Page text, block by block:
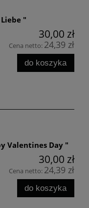
"
30,00 zł
Cena netto: 24,39 zł
do koszyka
Valentines Day "
30,00 zł
Cena netto: 24,39 zł
do koszyka